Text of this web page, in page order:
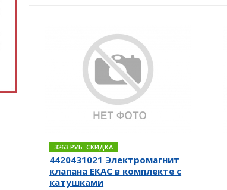
3263 РУБ. СКИДКА
4420431021 Электромагнит
клапана ЕКАС в комплекте с
катушками